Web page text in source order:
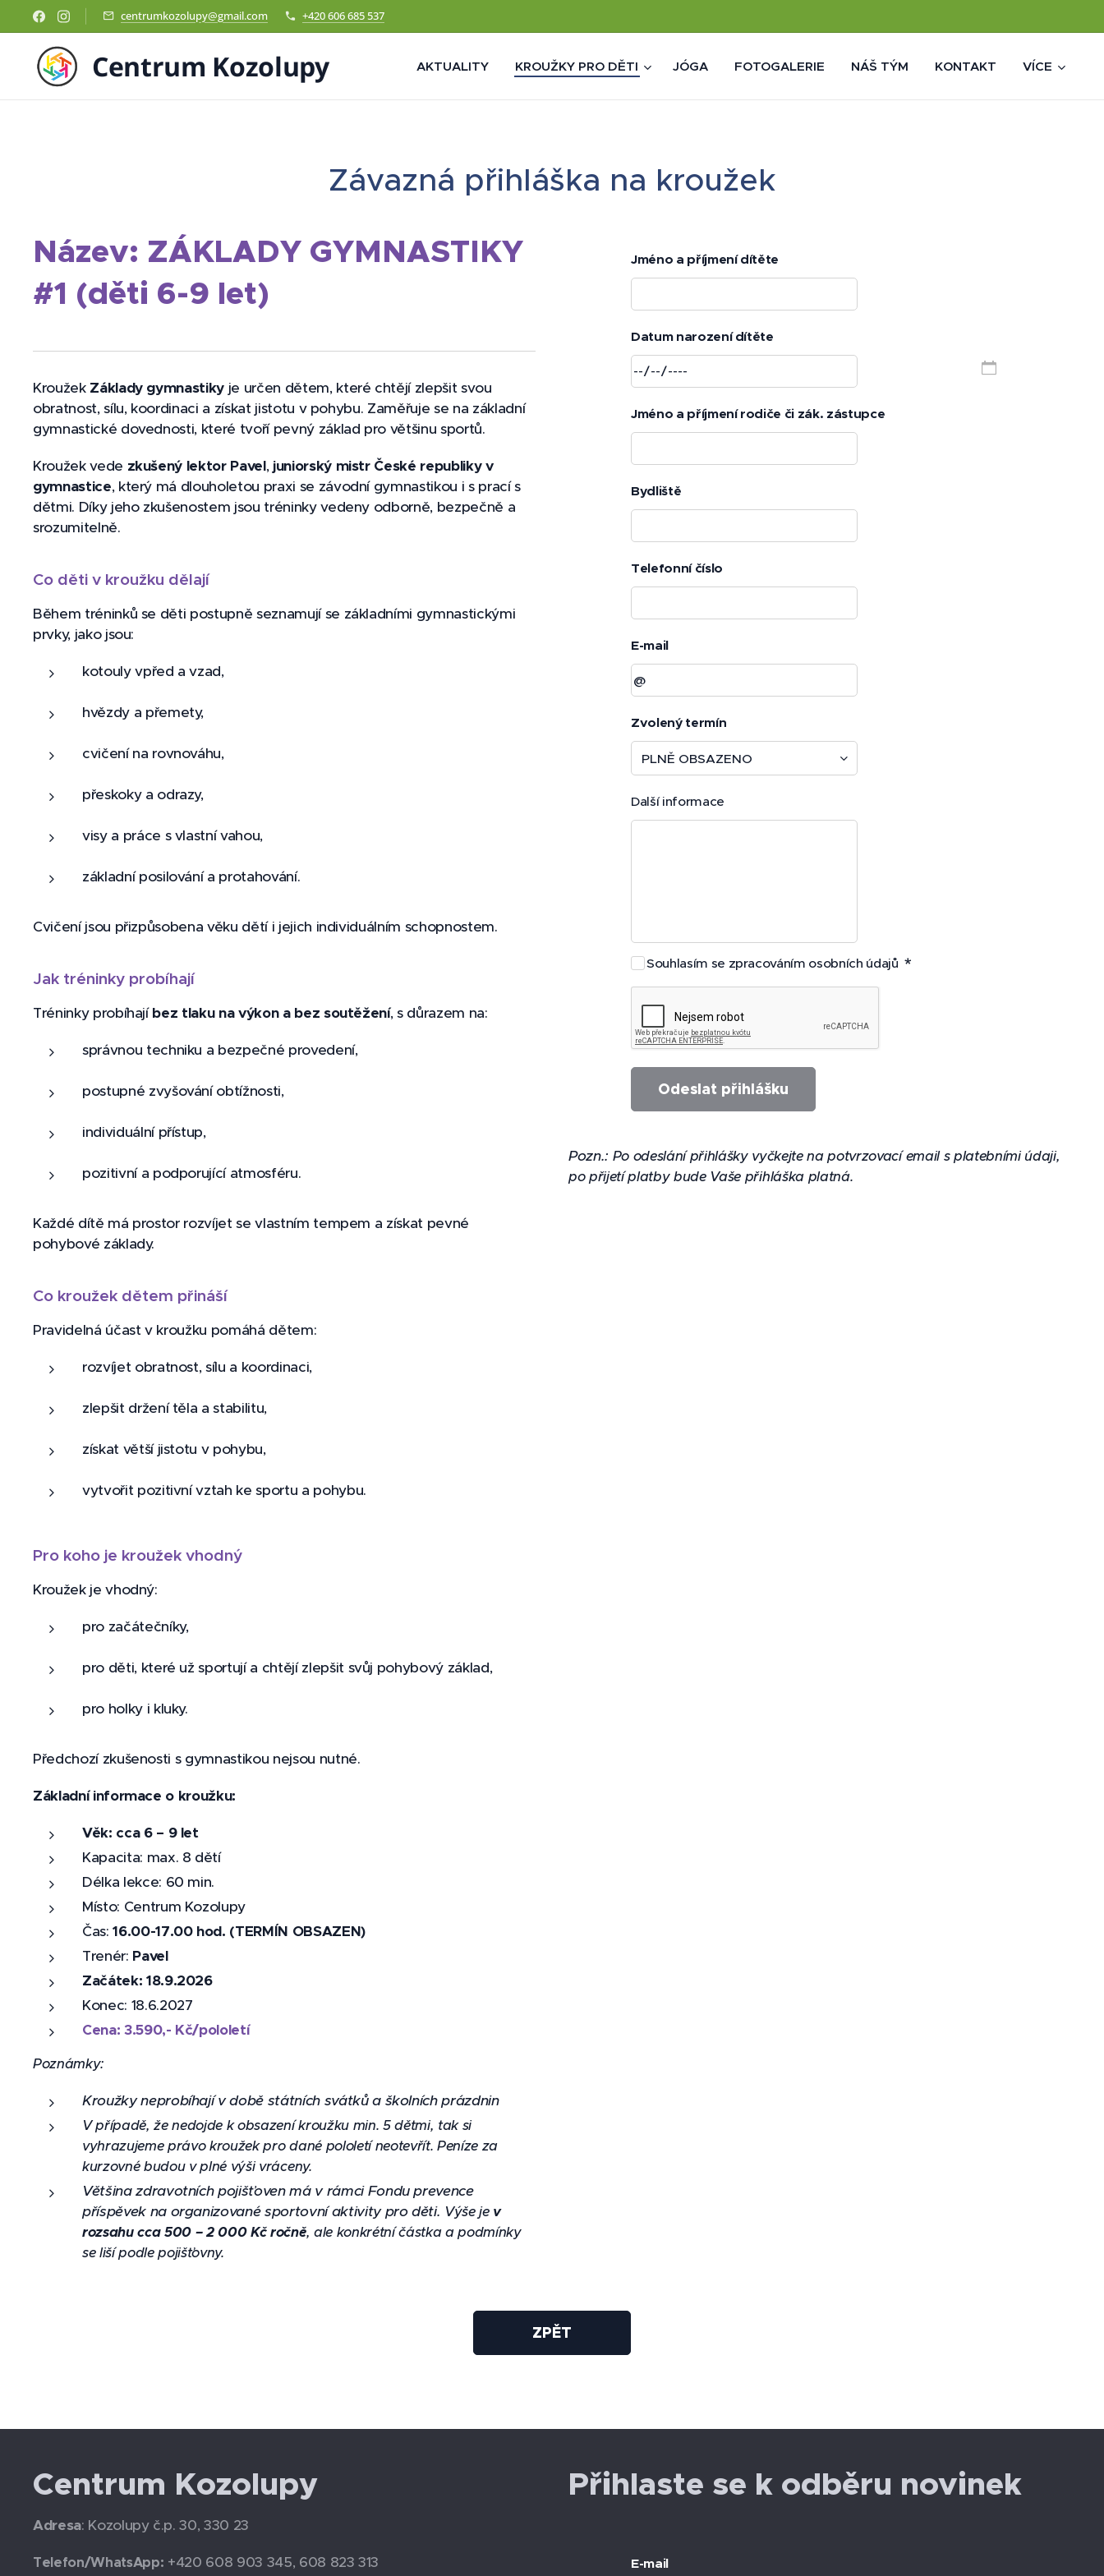
centrumkozolupy@gmail.com +420 606 685 537
Centrum Kozolupy AKTUALITY KROUŽKY PRO DĚTI JÓGA FOTOGALERIE NÁŠ TÝM KONTAKT VÍCE
Závazná přihláška na kroužek
Název: ZÁKLADY GYMNASTIKY
#1 (děti 6-9 let)
Kroužek Základy gymnastiky je určen dětem, které chtějí zlepšit svou
obratnost, sílu, koordinaci a získat jistotu v pohybu. Zaměřuje se na základní
gymnastické dovednosti, které tvoří pevný základ pro většinu sportů.
Kroužek vede zkušený lektor Pavel, juniorský mistr České republiky v
gymnastice, který má dlouholetou praxi se závodní gymnastikou i s prací s
dětmi. Díky jeho zkušenostem jsou tréninky vedeny odborně, bezpečně a
srozumitelně.
Co děti v kroužku dělají
Během tréninků se děti postupně seznamují se základními gymnastickými
prvky, jako jsou:
kotouly vpřed a vzad,
hvězdy a přemety,
cvičení na rovnováhu,
přeskoky a odrazy,
visy a práce s vlastní vahou,
základní posilování a protahování.
Cvičení jsou přizpůsobena věku dětí i jejich individuálním schopnostem.
Jak tréninky probíhají
Tréninky probíhajíbez tlaku na výkon a bez soutěžení, s důrazem na:
správnou techniku a bezpečné provedení,
postupné zvyšování obtížnosti,
individuální přístup,
pozitivní a podporující atmosféru.
Každé dítě má prostor rozvíjet se vlastním tempem a získat pevné
pohybové základy.
Co kroužek dětem přináší
Pravidelná účast v kroužku pomáhá dětem:
rozvíjet obratnost, sílu a koordinaci,
zlepšit držení těla a stabilitu,
získat větší jistotu v pohybu,
vytvořit pozitivní vztah ke sportu a pohybu.
Pro koho je kroužek vhodný
Kroužek je vhodný:
pro začátečníky,
pro děti, které už sportují a chtějí zlepšit svůj pohybový základ,
pro holky i kluky.
Předchozí zkušenosti s gymnastikou nejsou nutné.
Základní informace o kroužku:
Věk: cca 6 – 9 let
Kapacita: max. 8 dětí
Délka lekce: 60 min.
Místo: Centrum Kozolupy
Čas:16.00-17.00 hod. (TERMÍN OBSAZEN)
Trenér: Pavel
Začátek: 18.9.2026
Konec: 18.6.2027
Cena: 3.590,- Kč/pololetí
Poznámky:
Kroužky neprobíhají v době státních svátků a školních prázdnin
V případě, že nedojde k obsazení kroužku min. 5 dětmi, tak si
vyhrazujeme právo kroužek pro dané pololetí neotevřít. Peníze za
kurzovné budou v plné výši vráceny.
Většina zdravotních pojišťoven má v rámci Fondu prevence
příspěvek na organizované sportovní aktivity pro děti. Výše je v
rozsahu cca 500 – 2 000 Kč ročně, ale konkrétní částka a podmínky
se liší podle pojišťovny.
Jméno a příjmení dítěte
Datum narození dítěte
Jméno a příjmení rodiče či zák. zástupce
Bydliště
Telefonní číslo
E-mail
Zvolený termín
Další informace
Souhlasím se zpracováním osobních údajů
Odeslat přihlášku
Pozn.: Po odeslání přihlášky vyčkejte na potvrzovací email s platebními údaji,
po přijetí platby bude Vaše přihláška platná.
ZPĚT
Centrum Kozolupy
Adresa: Kozolupy č.p. 30, 330 23
Telefon/WhatsApp: +420 608 903 345, 608 823 313
Přihlaste se k odběru novinek
E-mail